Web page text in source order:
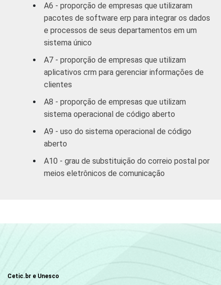
serviços
coletivos
pessoais2
68
1Base: 3.273 empresas que utilizam
computadores, com 10 ou mais funcionários,
que constituem os seguintes segmentos da
sem os grupos 90 e 91. Respostas
referentes a outubro/novembro de 2008.
Não sabe / Não respondeu.
A categoria "O - Outros serviços coletivos,
A6 - proporção de empresas que utilizaram
pacotes de software erp para integrar os dados
e processos de seus departamentos em um
sistema único
A7 - proporção de empresas que utilizam
aplicativos crm para gerenciar informações de
clientes
A8 - proporção de empresas que utilizam
sistema operacional de código aberto
A9 - uso do sistema operacional de código
aberto
A10 - grau de substituição do correio postal por
meios eletrônicos de comunicação
Cetic.br e Unesco